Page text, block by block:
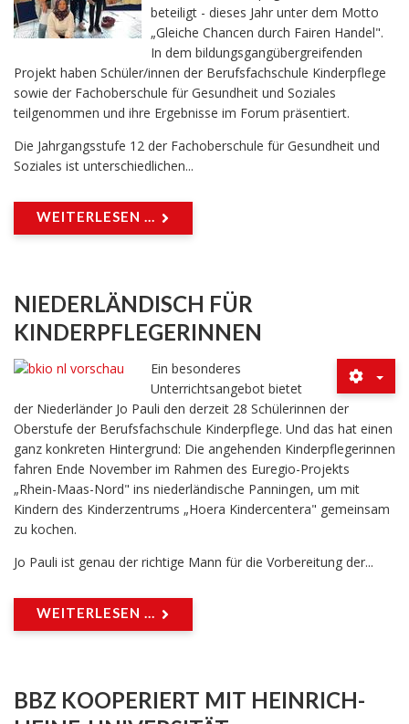
beteiligt - dieses Jahr unter dem Motto
„Gleiche Chancen durch Fairen Handel".
In dem bildungsgangübergreifenden
Projekt haben Schüler/innen der Berufsfachschule Kinderpflege
sowie der Fachoberschule für Gesundheit und Soziales
teilgenommen und ihre Ergebnisse im Forum präsentiert.
Die Jahrgangsstufe 12 der Fachoberschule für Gesundheit und
Soziales ist unterschiedlichen...
WEITERLESEN ...
NIEDERLÄNDISCH FÜR
KINDERPFLEGERINNEN
Ein besonderes
Unterrichtsangebot bietet
der Niederländer Jo Pauli den derzeit 28 Schülerinnen der
Oberstufe der Berufsfachschule Kinderpflege. Und das hat einen
ganz konkreten Hintergrund: Die angehenden Kinderpflegerinnen
fahren Ende November im Rahmen des Euregio-Projekts
„Rhein-Maas-Nord" ins niederländische Panningen, um mit
Kindern des Kinderzentrums „Hoera Kindercentera" gemeinsam
zu kochen.
Jo Pauli ist genau der richtige Mann für die Vorbereitung der...
WEITERLESEN ...
BBZ KOOPERIERT MIT HEINRICH-